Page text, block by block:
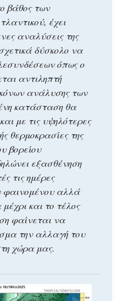
βάθος των
έχει
αναλύσεις της
δύσκολο να
όπως ο
αντιληπτή
ανάλυσης των
κατάσταση θα
με τις υψηλότερες
θερμοκρασίες της
βορείου
εξασθένηση
τις ημέρες
φαινομένου αλλά
και το τέλος
φαίνεται να
την αλλαγή του
χώρα μας.